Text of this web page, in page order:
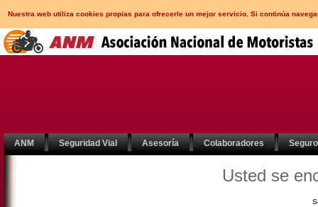
Nuestra web utiliza cookies propias para ofrecerle un mejor servicio. Si continúa
ANM Seguridad Vial Asesoría Colaboradores
Usted se